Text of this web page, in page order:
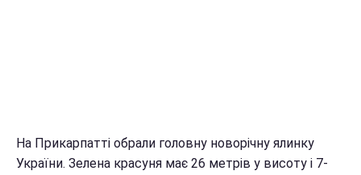
На Прикарпатті обрали головну новорічну ялинку
України. Зелена красуня має 26 метрів у висоту і 7-